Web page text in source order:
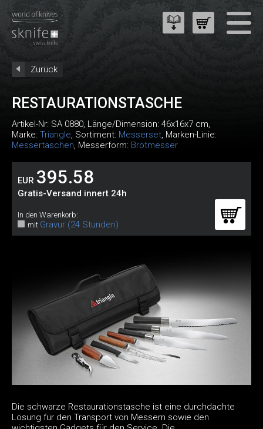
Zurück
RESTAURATIONSTASCHE
Artikel-Nr: SA 0880, Länge/Dimension: 46x16x7 cm,
Marke: Triangle, Sortiment: Messerset, Marken-Linie:
Messertaschen, Messerform: Brotmesser
EUR 395.58
Gratis-Versand innert 24h
In den Warenkorb:
mit Gravur (24 Stunden)
Die schwarze Restaurationstasche ist eine durchdachte
Lösung für den Transport von Messern sowie den